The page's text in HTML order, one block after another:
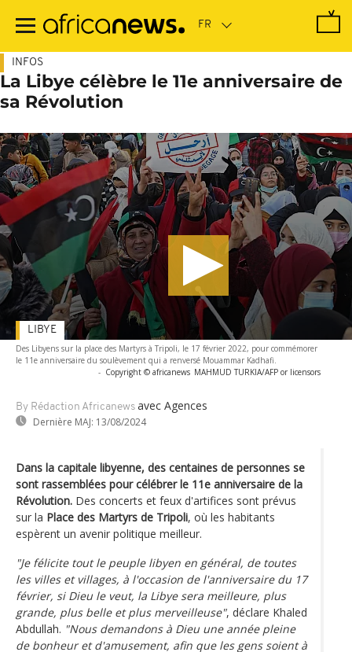
contenu
INFOS
La Libye célèbre le 11e anniversaire de
sa Révolution
Des Libyens sur la place des Martyrs à Tripoli, le 17 février 2022, pour commémorer
le 11e anniversaire du soulèvement qui a renversé Mouammar Kadhafi.
- Copyright © africanews MAHMUD TURKIA/AFP or licensors
By Rédaction Africanews avec Agences
Dernière MAJ: 13/08/2024
LIBYE
Dans la capitale libyenne, des centaines de personnes se
sont rassemblées pour célébrer le 11e anniversaire de la
Révolution. Des concerts et feux d'artifices sont prévus
sur la Place des Martyrs de Tripoli, où les habitants
espèrent un avenir politique meilleur.
"Je félicite tout le peuple libyen en général, de toutes
les villes et villages, à l'occasion de l'anniversaire du 17
février, si Dieu le veut, la Libye sera meilleure, plus
grande, plus belle et plus merveilleuse", déclare Khaled
Abdullah. "Nous demandons à Dieu une année pleine
de bonheur et d'amusement, afin que les gens soient à